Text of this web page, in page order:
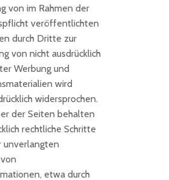
von im Rahmen der
veröffentlichten
durch Dritte zur
von nicht ausdrücklich
Werbung und
wird
widersprochen.
der Seiten behalten
rechtliche Schritte
unverlangten
etwa durch